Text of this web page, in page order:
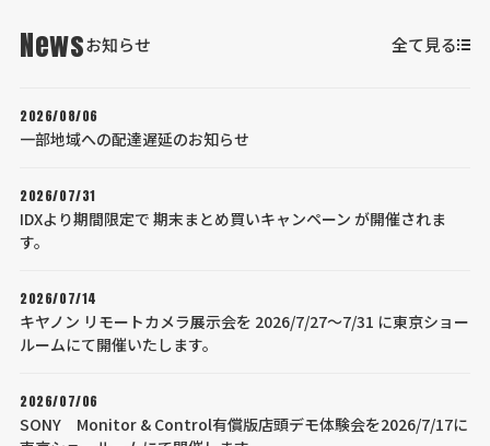
Newsお知らせ 全て見る
2026/08/06
一部地域への配達遅延のお知らせ
2026/07/31
IDXより期間限定で 期末まとめ買いキャンペーン が開催されま
す。
2026/07/14
キヤノン リモートカメラ展示会を 2026/7/27～7/31 に東京ショー
ルームにて開催いたします。
2026/07/06
SONY Monitor & Control有償版店頭デモ体験会を2026/7/17に